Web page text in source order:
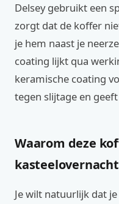
Delsey gebruikt een
zorgt dat de koffer
je hem naast je
coating lijkt qua
keramische coating
tegen slijtage en
Waarom deze
Je wilt natuurlijk dat